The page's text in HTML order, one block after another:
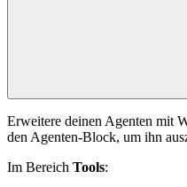
Erweitere deinen Agenten mit
den Agenten-Block, um ihn
Im Bereich Tools: